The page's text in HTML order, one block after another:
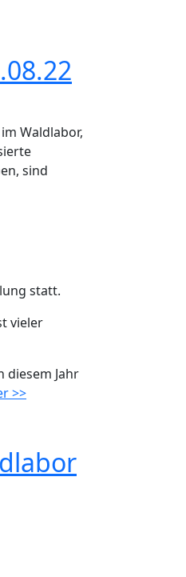
Waldlabor,
sind
statt.
vieler
diesem Jahr
>>